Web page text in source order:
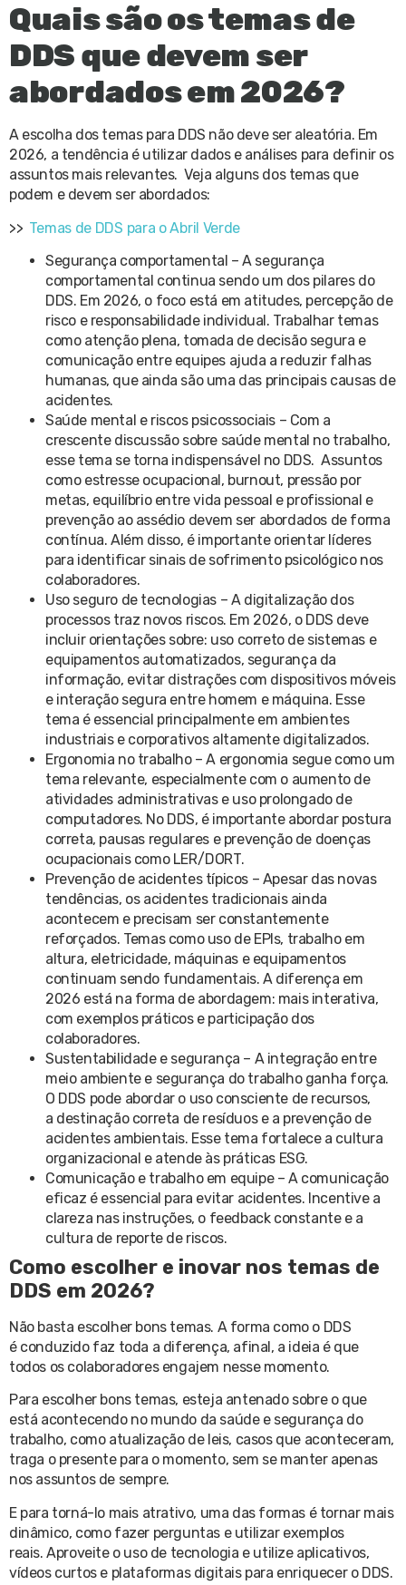
Quais são os temas de
DDS que devem ser
abordados em 2026?
A escolha dos temas para DDS não deve ser aleatória. Em
2026, a tendência é utilizar dados e análises para definir os
assuntos mais relevantes. Veja alguns dos temas que
podem e devem ser abordados:
>> Temas de DDS para o Abril Verde
Segurança comportamental – A segurança
comportamental continua sendo um dos pilares do
DDS. Em 2026, o foco está em atitudes, percepção de
risco e responsabilidade individual. Trabalhar temas
como atenção plena, tomada de decisão segura e
comunicação entre equipes ajuda a reduzir falhas
humanas, que ainda são uma das principais causas de
acidentes.
Saúde mental e riscos psicossociais – Com a
crescente discussão sobre saúde mental no trabalho,
esse tema se torna indispensável no DDS. Assuntos
como estresse ocupacional, burnout, pressão por
metas, equilíbrio entre vida pessoal e profissional e
prevenção ao assédio devem ser abordados de forma
contínua. Além disso, é importante orientar líderes
para identificar sinais de sofrimento psicológico nos
colaboradores.
Uso seguro de tecnologias – A digitalização dos
processos traz novos riscos. Em 2026, o DDS deve
incluir orientações sobre: uso correto de sistemas e
equipamentos automatizados, segurança da
informação, evitar distrações com dispositivos móveis
e interação segura entre homem e máquina. Esse
tema é essencial principalmente em ambientes
industriais e corporativos altamente digitalizados.
Ergonomia no trabalho – A ergonomia segue como um
tema relevante, especialmente com o aumento de
atividades administrativas e uso prolongado de
computadores. No DDS, é importante abordar postura
correta, pausas regulares e prevenção de doenças
ocupacionais como LER/DORT.
Prevenção de acidentes típicos – Apesar das novas
tendências, os acidentes tradicionais ainda
acontecem e precisam ser constantemente
reforçados. Temas como uso de EPIs, trabalho em
altura, eletricidade, máquinas e equipamentos
continuam sendo fundamentais. A diferença em
2026 está na forma de abordagem: mais interativa,
com exemplos práticos e participação dos
colaboradores.
Sustentabilidade e segurança – A integração entre
meio ambiente e segurança do trabalho ganha força.
O DDS pode abordar o uso consciente de recursos,
a destinação correta de resíduos e a prevenção de
acidentes ambientais. Esse tema fortalece a cultura
organizacional e atende às práticas ESG.
Comunicação e trabalho em equipe – A comunicação
eficaz é essencial para evitar acidentes. Incentive a
clareza nas instruções, o feedback constante e a
cultura de reporte de riscos.
Como escolher e inovar nos temas de
DDS em 2026?
Não basta escolher bons temas. A forma como o DDS
é conduzido faz toda a diferença, afinal, a ideia é que
todos os colaboradores engajem nesse momento.
Para escolher bons temas, esteja antenado sobre o que
está acontecendo no mundo da saúde e segurança do
trabalho, como atualização de leis, casos que aconteceram,
traga o presente para o momento, sem se manter apenas
nos assuntos de sempre.
E para torná-lo mais atrativo, uma das formas é tornar mais
dinâmico, como fazer perguntas e utilizar exemplos
reais. Aproveite o uso de tecnologia e utilize aplicativos,
vídeos curtos e plataformas digitais para enriquecer o DDS.